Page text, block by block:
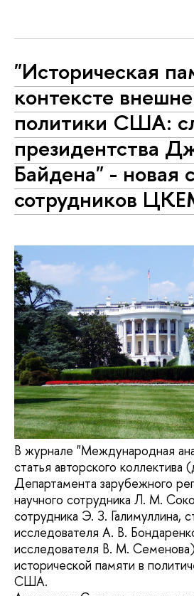
"Историческая
контексте
политики США:
президентства
Байдена" - новая
сотрудников
В журнале "Международная
статья авторского коллектива
Департамента зарубежного
научного сотрудника Л. М.
сотрудника Э. З. Галимуллина,
исследователя А. В.
исследователя В. М.
исторической памяти в
США.